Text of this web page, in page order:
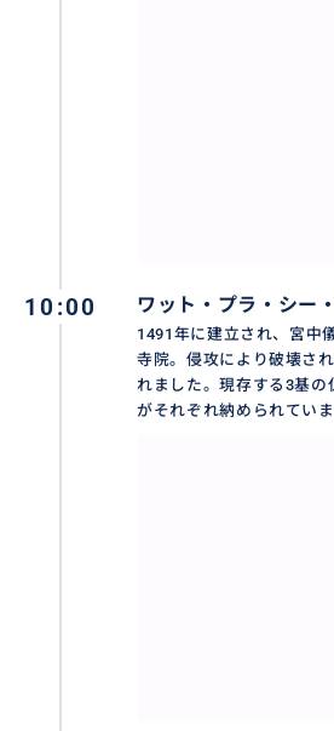
10:00 ワット・プラ・シー
1491年に建立され、宮中
寺院。侵攻により破壊さ
れました。現存する3基
がそれぞれ納められていま